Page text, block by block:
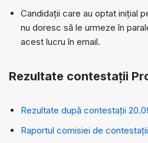
Candidații care au optat inițial
nu doresc să le urmeze în
acest lucru în email.
Rezultate contestații
Rezultate după contestații
Raportul comisiei de contestații